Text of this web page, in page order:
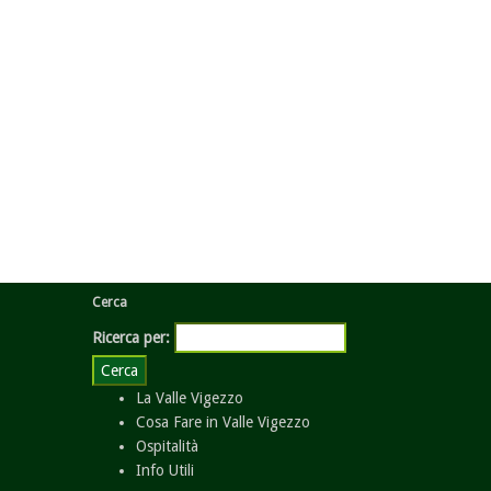
Cerca
Ricerca per:
La Valle Vigezzo
Cosa Fare in Valle Vigezzo
Ospitalità
Info Utili